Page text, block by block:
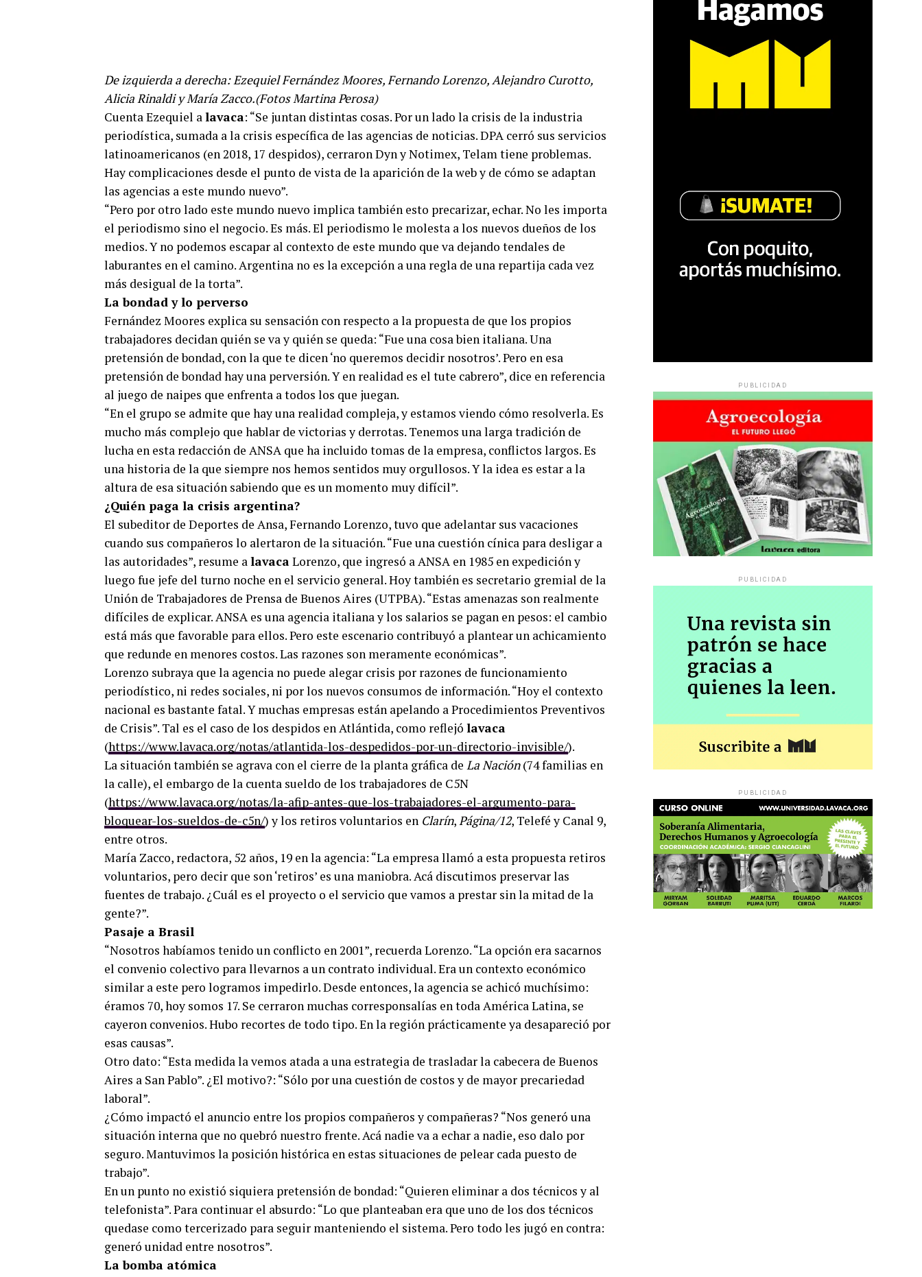
De izquierda a derecha: Ezequiel Fernández Moores, Fernando Lorenzo, Alejandro Curotto,
Alicia Rinaldi y María Zacco.(Fotos Martina Perosa)
Cuenta Ezequiel alavaca: “Se juntan distintas cosas. Por un lado la crisis de la industria
periodística, sumada a la crisis específica de las agencias de noticias. DPA cerró sus servicios
latinoamericanos (en 2018, 17 despidos), cerraron Dyn y Notimex, Telam tiene problemas.
Hay complicaciones desde el punto de vista de la aparición de la web y de cómo se adaptan
las agencias a este mundo nuevo”.
“Pero por otro lado este mundo nuevo implica también esto precarizar, echar. No les importa
el periodismo sino el negocio. Es más. El periodismo le molesta a los nuevos dueños de los
medios. Y no podemos escapar al contexto de este mundo que va dejando tendales de
laburantes en el camino. Argentina no es la excepción a una regla de una repartija cada vez
más desigual de la torta”.
La bondad y lo perverso
Fernández Moores explica su sensación con respecto a la propuesta de que los propios
trabajadores decidan quién se va y quién se queda: “Fue una cosa bien italiana. Una
pretensión de bondad, con la que te dicen ‘no queremos decidir nosotros’. Pero en esa
pretensión de bondad hay una perversión. Y en realidad es el tute cabrero”, dice en referencia
al juego de naipes que enfrenta a todos los que juegan.
“En el grupo se admite que hay una realidad compleja, y estamos viendo cómo resolverla. Es
mucho más complejo que hablar de victorias y derrotas. Tenemos una larga tradición de
lucha en esta redacción de ANSA que ha incluido tomas de la empresa, conflictos largos. Es
una historia de la que siempre nos hemos sentidos muy orgullosos. Y la idea es estar a la
altura de esa situación sabiendo que es un momento muy difícil”.
¿Quién paga la crisis argentina?
El subeditor de Deportes de Ansa, Fernando Lorenzo, tuvo que adelantar sus vacaciones
cuando sus compañeros lo alertaron de la situación. “Fue una cuestión cínica para desligar a
las autoridades”, resume alavacaLorenzo, que ingresó a ANSA en 1985 en expedición y
luego fue jefe del turno noche en el servicio general. Hoy también es secretario gremial de la
Unión de Trabajadores de Prensa de Buenos Aires (UTPBA). “Estas amenazas son realmente
difíciles de explicar. ANSA es una agencia italiana y los salarios se pagan en pesos: el cambio
está más que favorable para ellos. Pero este escenario contribuyó a plantear un achicamiento
que redunde en menores costos. Las razones son meramente económicas”.
Lorenzo subraya que la agencia no puede alegar crisis por razones de funcionamiento
periodístico, ni redes sociales, ni por los nuevos consumos de información. “Hoy el contexto
nacional es bastante fatal. Y muchas empresas están apelando a Procedimientos Preventivos
de Crisis”. Tal es el caso de los despidos en Atlántida, como reflejó lavaca
(https://www.lavaca.org/notas/atlantida-los-despedidos-por-un-directorio-invisible/).
La situación también se agrava con el cierre de la planta gráfica de La Nación(74 familias en
la calle), el embargo de la cuenta sueldo de los trabajadores de C5N
(https://www.lavaca.org/notas/la-afip-antes-que-los-trabajadores-el-argumento-para-
bloquear-los-sueldos-de-c5n/) y los retiros voluntarios en Clarín,Página/12, Telefé y Canal 9,
entre otros.
María Zacco, redactora, 52 años, 19 en la agencia: “La empresa llamó a esta propuesta retiros
voluntarios, pero decir que son ‘retiros’ es una maniobra. Acá discutimos preservar las
fuentes de trabajo. ¿Cuál es el proyecto o el servicio que vamos a prestar sin la mitad de la
gente?”.
Pasaje a Brasil
“Nosotros habíamos tenido un conflicto en 2001”, recuerda Lorenzo. “La opción era sacarnos
el convenio colectivo para llevarnos a un contrato individual. Era un contexto económico
similar a este pero logramos impedirlo. Desde entonces, la agencia se achicó muchísimo:
éramos 70, hoy somos 17. Se cerraron muchas corresponsalías en toda América Latina, se
cayeron convenios. Hubo recortes de todo tipo. En la región prácticamente ya desapareció por
esas causas”.
Otro dato: “Esta medida la vemos atada a una estrategia de trasladar la cabecera de Buenos
Aires a San Pablo”. ¿El motivo?: “Sólo por una cuestión de costos y de mayor precariedad
laboral”.
¿Cómo impactó el anuncio entre los propios compañeros y compañeras? “Nos generó una
situación interna que no quebró nuestro frente. Acá nadie va a echar a nadie, eso dalo por
seguro. Mantuvimos la posición histórica en estas situaciones de pelear cada puesto de
trabajo”.
En un punto no existió siquiera pretensión de bondad: “Quieren eliminar a dos técnicos y al
telefonista”. Para continuar el absurdo: “Lo que planteaban era que uno de los dos técnicos
quedase como tercerizado para seguir manteniendo el sistema. Pero todo les jugó en contra:
generó unidad entre nosotros”.
La bomba atómica
PUBLICIDAD
PUBLICIDAD
PUBLICIDAD